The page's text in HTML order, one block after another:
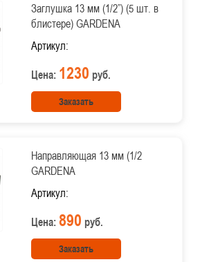
Заглушка 13 мм (1/2”) (5 шт. в
блистере) GARDENA
Артикул:
Цена: 1230 руб.
Заказать
Направляющая 13 мм (1/2
GARDENA
Артикул:
Цена: 890 руб.
Заказать